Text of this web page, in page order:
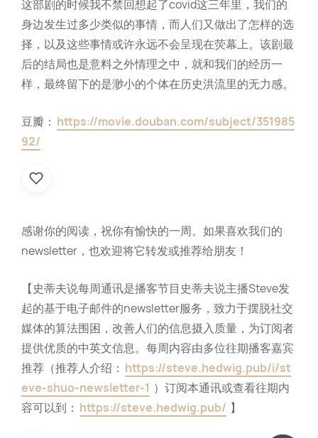
这部剧的时候我不禁回想起了covid这三年里，我们的
身边发生过多少类似的事情，而人们又做出了怎样的选
择，以及这些事情或许永远不会呈现在荧幕上。该剧最
后的结局也是意料之外情理之中，就和我们的经历一
样，最终留下的是渺小的个体在历史洪流里的无力感。
豆瓣： https://movie.douban.com/subject/351985
92/
感谢你的阅读，祝你有愉快的一周。如果喜欢我们的
newsletter，也欢迎将它转发或推荐给朋友！
【史蒂夫说每周通讯是播客节目史蒂夫说主播Steve发
起的基于电子邮件的newsletter服务，致力于摆脱社交
媒体的算法围困，改善人们的信息摄入质量，为订阅者
提供优质的中英文信息。每周内容由多位往期播客嘉宾
推荐（推荐人介绍： https://steve.hedwig.pub/i/st
eve-shuo-newsletter-1 ）订阅本通讯或查看往期内
容可以到： https://steve.hedwig.pub/ 】